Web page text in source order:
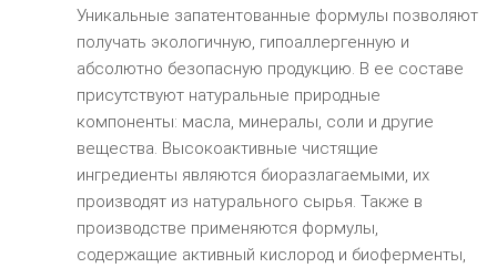
Уникальные запатентованные формулы позволяют
получать экологичную, гипоаллергенную и
абсолютно безопасную продукцию. В ее составе
присутствуют натуральные природные
компоненты: масла, минералы, соли и другие
вещества. Высокоактивные чистящие
ингредиенты являются биоразлагаемыми, их
производят из натурального сырья. Также в
производстве применяются формулы,
содержащие активный кислород и биоферменты,